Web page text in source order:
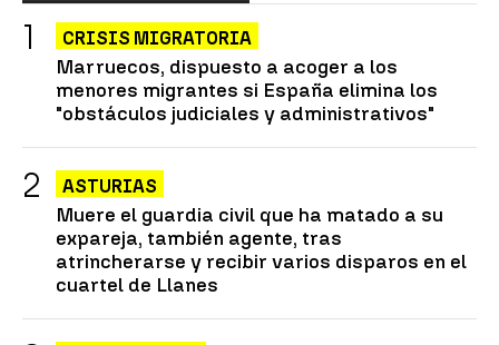
CRISIS MIGRATORIA
Marruecos, dispuesto a acoger a los
menores migrantes si España elimina los
"obstáculos judiciales y administrativos"
ASTURIAS
Muere el guardia civil que ha matado a su
expareja, también agente, tras
atrincherarse y recibir varios disparos en el
cuartel de Llanes